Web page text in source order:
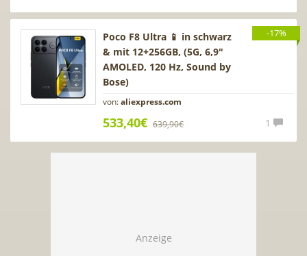
-17%
Poco F8 Ultra 📱 in schwarz
& mit 12+256GB, (5G, 6,9″
AMOLED, 120 Hz, Sound by
Bose)
von:aliexpress.com
533,40€ 639,90€ 1